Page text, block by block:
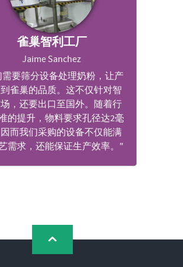
雀巢智利工厂
Jaime Sanchez
需要筛分设备处理奶粉，让产
雀巢的品质。这不仅针对智
，还要出口至国外。随着行
的提升，物料要求孔径达2毫
而我们采购的设备不仅能满
需求，还能保证生产效率。"